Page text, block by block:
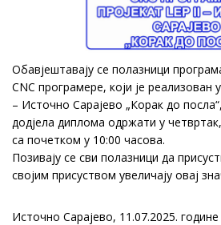
Обавјештавају се полазници
CNC програмере, који је реализован
– Источно Сарајево „Корак до
додјела диплома одржати у четвртак,
са почетком у 10:00 часова.
Позивају се сви полазници да
својим присуством увеличају овај
Источно Сарајево, 11.07.2025. године